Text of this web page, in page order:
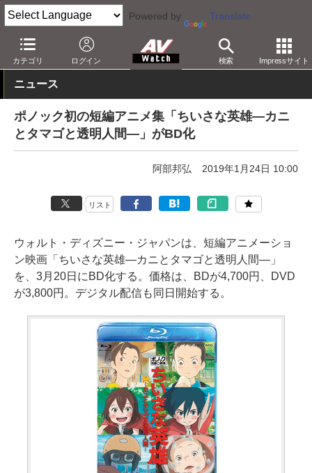
Powered by Translate
カテゴリ ログイン 検索 Impressサイト
AV Watch コンテンツ・サービス BD/DVD
ニュース
ポノック初の短編アニメ集「ちいさな英雄―カニ
とタマゴと透明人間―」がBD化
阿部邦弘 2019年1月24日 10:00
リスト
ウォルト・ディズニー・ジャパンは、短編アニメーショ
ン映画「ちいさな英雄―カニとタマゴと透明人間―」
を、3月20日にBD化する。価格は、BDが4,700円、DVD
が3,800円。デジタル配信も同日開始する。